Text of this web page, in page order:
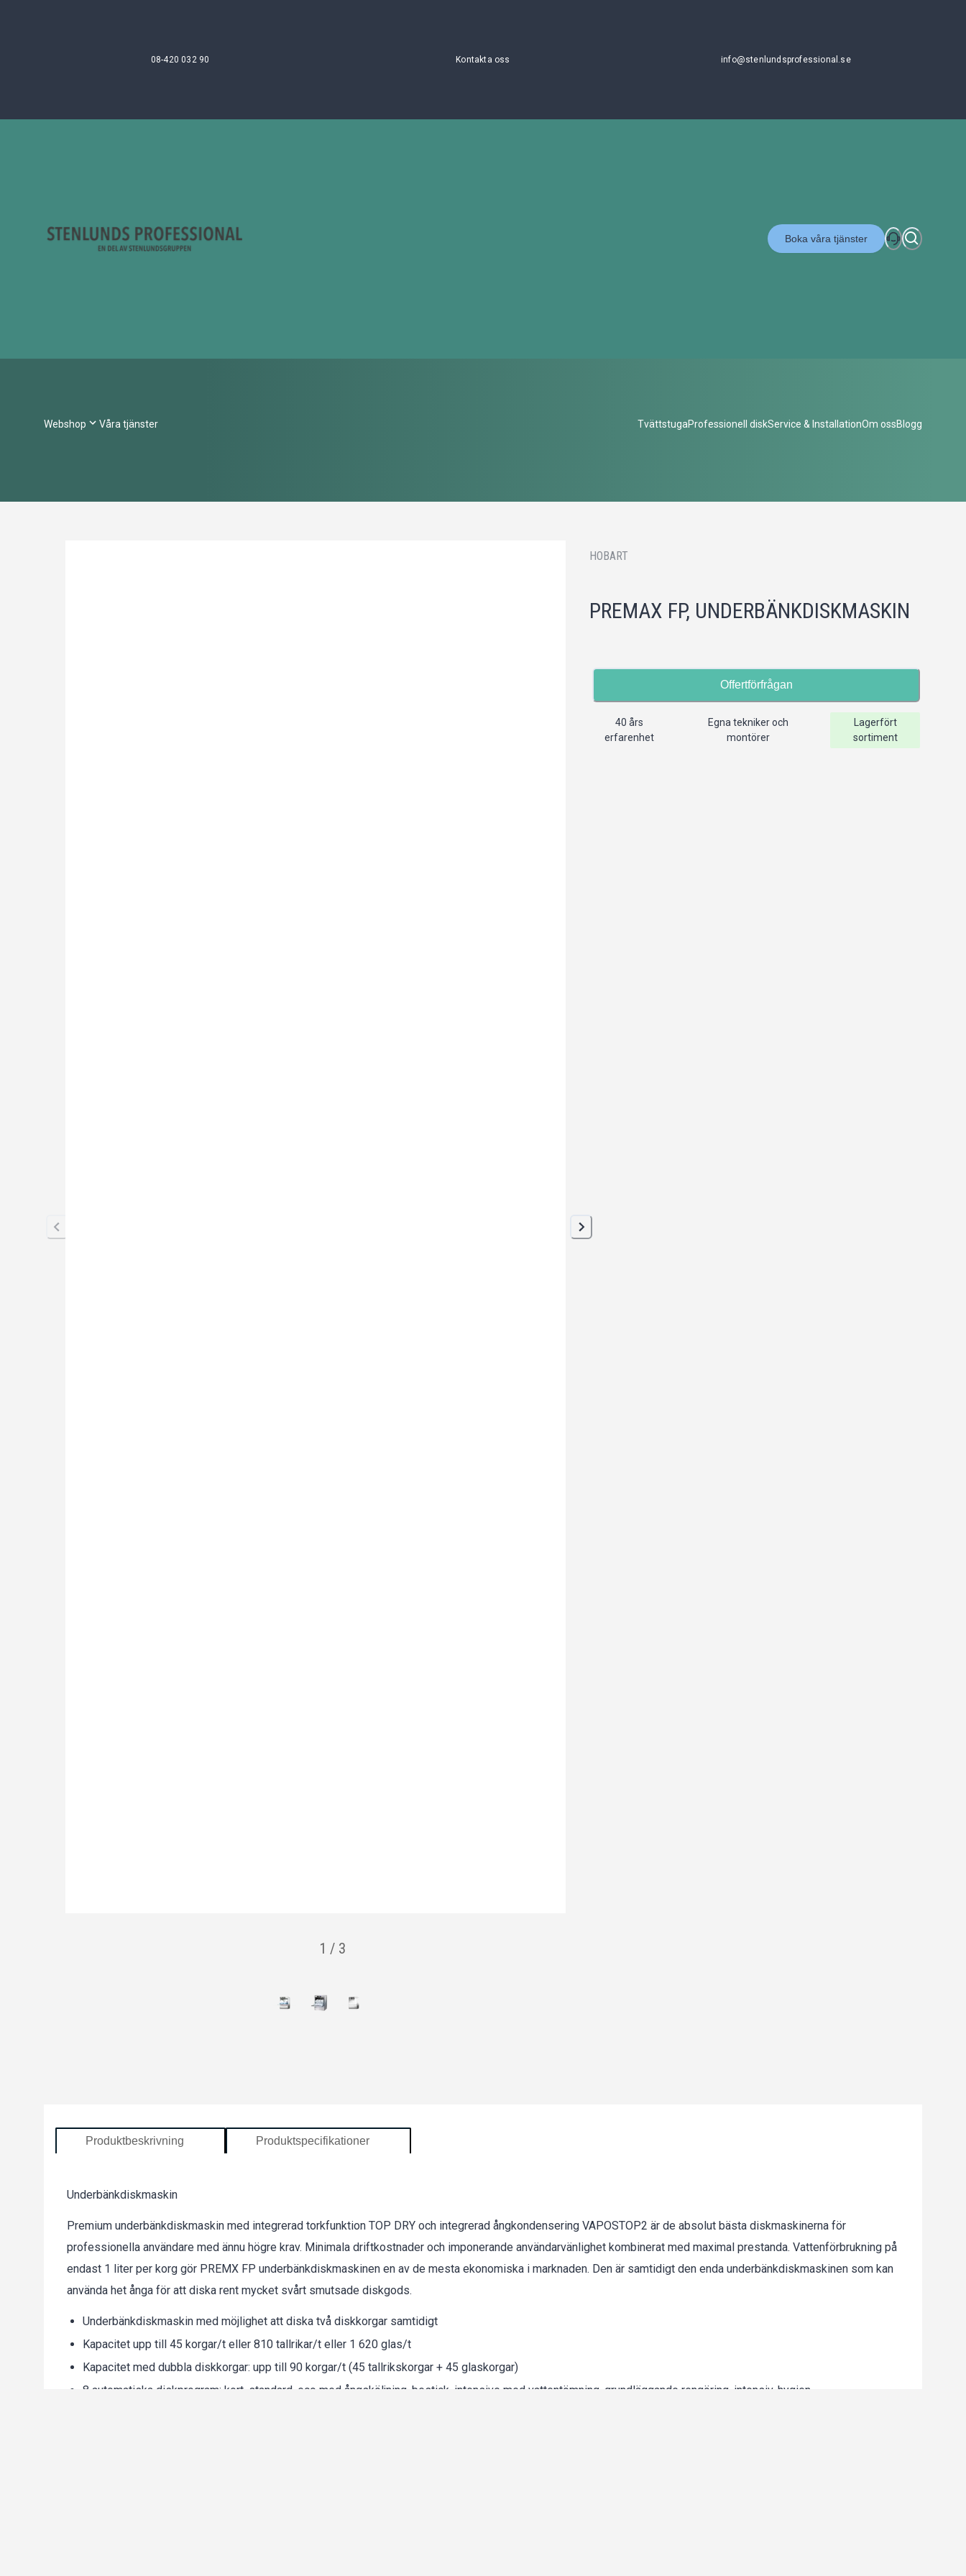
08-420 032 90 Kontakta oss info@stenlundsprofessional.se
Boka våra tjänster
Webshop Våra tjänster TvättstugaProfessionell diskService & InstallationOm ossBlogg
1 / 3
HOBART
PREMAX FP, UNDERBÄNKDISKMASKIN
Offertförfrågan
40 års
erfarenhet
Egna tekniker och
montörer
Lagerfört
sortiment
Produktbeskrivning Produktspecifikationer
Underbänkdiskmaskin
Premium underbänkdiskmaskin med integrerad torkfunktion TOP DRY och integrerad ångkondensering VAPOSTOP2 är de absolut bästa diskmaskinerna för
professionella användare med ännu högre krav. Minimala driftkostnader och imponerande användarvänlighet kombinerat med maximal prestanda. Vattenförbrukning på
endast 1 liter per korg gör PREMX FP underbänkdiskmaskinen en av de mesta ekonomiska i marknaden. Den är samtidigt den enda underbänkdiskmaskinen som kan
använda het ånga för att diska rent mycket svårt smutsade diskgods.
Underbänkdiskmaskin med möjlighet att diska två diskkorgar samtidigt
Kapacitet upp till 45 korgar/t eller 810 tallrikar/t eller 1 620 glas/t
Kapacitet med dubbla diskkorgar: upp till 90 korgar/t (45 tallrikskorgar + 45 glaskorgar)
8 automatiska diskprogram: kort, standard, eco med ångsköljning, bestick, intensive med vattentömning, grundläggande rengöring, intensiv, hygien